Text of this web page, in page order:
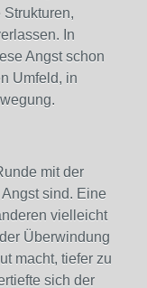
In
Angst schon
Umfeld, in
mit der
sind. Eine
vielleicht
Überwindung
macht, tiefer zu
sich der